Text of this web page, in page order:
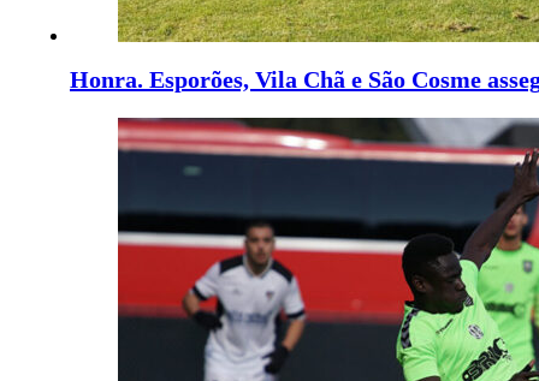
Honra. Esporões, Vila Chã e São Cosme